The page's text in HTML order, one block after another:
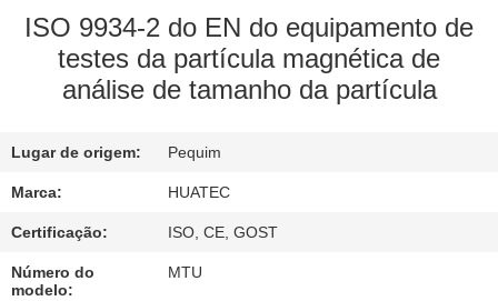
FÁBRICA
CONTROLE
QUALIDADE
CONTACTE-
NOS
ISO 9934-2 do EN do equipamento de
testes da partícula magnética de
análise de tamanho da partícula
Lugar de origem: Pequim
Marca: HUATEC
Certificação: ISO, CE, GOST
Número do
modelo:
MTU